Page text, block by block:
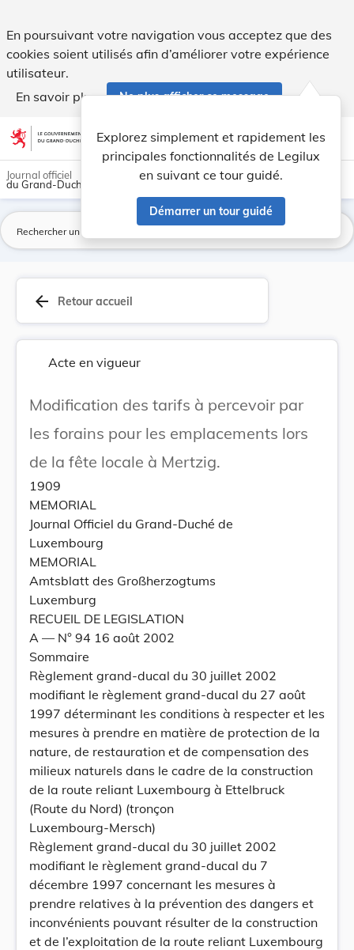
En poursuivant votre navigation vous acceptez que des
cookies soient utilisés afin d’améliorer votre expérience
utilisateur.
En savoir plus
Ne plus afficher ce message
Aller au contenu account_circle help Aide
Explorez simplement et rapidement les
principales fonctionnalités de Legilux
en suivant ce tour guidé.
Démarrer un tour guidé
light_mode dark_mode
Journal officiel
du Grand-Duché de Luxembourg
arrow_back Retour accueil
Acte en vigueur
Modification des tarifs à percevoir par
les forains pour les emplacements lors
de la fête locale à Mertzig.
1909
MEMORIAL
Journal Officiel du Grand-Duché de
Luxembourg
MEMORIAL
Amtsblatt des Großherzogtums
Luxemburg
RECUEIL DE LEGISLATION
A –– N° 94 16 août 2002
Sommaire
Règlement grand-ducal du 30 juillet 2002
modifiant le règlement grand-ducal du 27 août
1997 déterminant les conditions à respecter et les
mesures à prendre en matière de protection de la
nature, de restauration et de compensation des
milieux naturels dans le cadre de la construction
de la route reliant Luxembourg à Ettelbruck
(Route du Nord) (tronçon
Luxembourg-Mersch)
Règlement grand-ducal du 30 juillet 2002
modifiant le règlement grand-ducal du 7
décembre 1997 concernant les mesures à
prendre relatives à la prévention des dangers et
inconvénients pouvant résulter de la construction
et de l’exploitation de la route reliant Luxembourg